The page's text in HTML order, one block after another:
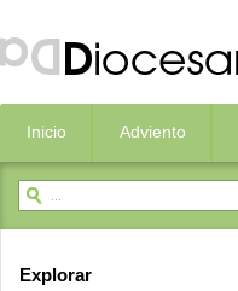
Inicio Adviento
Explorar